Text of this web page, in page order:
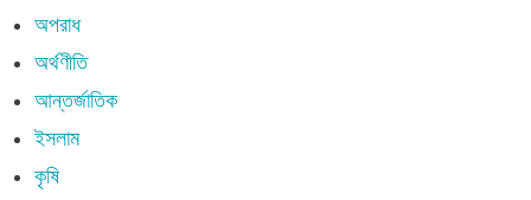
অপরাধ
অর্থণীতি
আন্তর্জাতিক
ইসলাম
কৃষি